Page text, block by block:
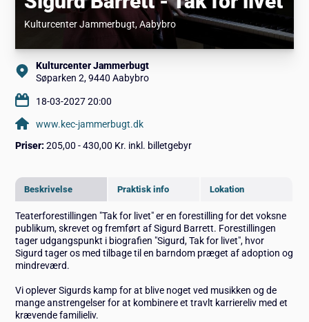
Kulturcenter Jammerbugt, Aabybro
Beskrivelse Praktisk info Lokation
Teaterforestillingen "Tak for livet" er en forestilling for det voksne
publikum, skrevet og fremført af Sigurd Barrett. Forestillingen
tager udgangspunkt i biografien "Sigurd, Tak for livet", hvor
Sigurd tager os med tilbage til en barndom præget af adoption og
mindreværd.
Vi oplever Sigurds kamp for at blive noget ved musikken og de
mange anstrengelser for at kombinere et travlt karriereliv med et
krævende familieliv.
Kulturcenter Jammerbugt
Søparken 2, 9440 Aabybro
18-03-2027 20:00
www.kec-jammerbugt.dk
Priser: 205,00 - 430,00 Kr. inkl. billetgebyr